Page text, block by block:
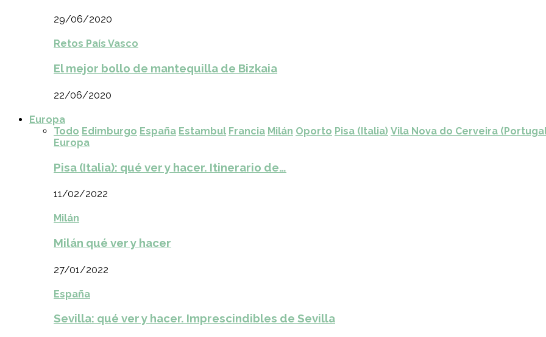
29/06/2020
Retos País Vasco
El mejor bollo de mantequilla de Bizkaia
22/06/2020
Europa
Todo Edimburgo España Estambul Francia Milán Oporto Pisa (Italia) Vila Nova do Cerveira
Europa
Pisa (Italia): qué ver y hacer. Itinerario de…
11/02/2022
Milán
Milán qué ver y hacer
27/01/2022
España
Sevilla: qué ver y hacer. Imprescindibles de Sevilla